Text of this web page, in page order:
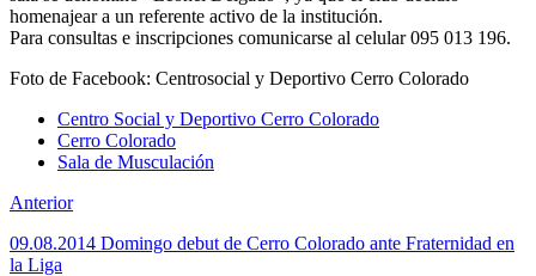
homenajear a un referente activo de la institución.
Para consultas e inscripciones comunicarse al celular 095 013 196.
Foto de Facebook: Centrosocial y Deportivo Cerro Colorado
Centro Social y Deportivo Cerro Colorado
Cerro Colorado
Sala de Musculación
Anterior
09.08.2014 Domingo debut de Cerro Colorado ante Fraternidad en
la Liga